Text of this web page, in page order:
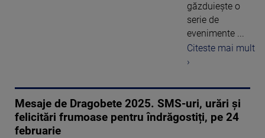
găzduiește o
serie de
evenimente ...
Citeste mai mult
›
Mesaje de Dragobete 2025. SMS-uri, urări și
felicitări frumoase pentru îndrăgostiți, pe 24
februarie